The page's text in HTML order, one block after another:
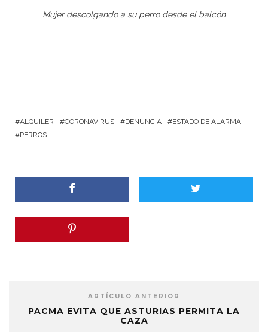
Mujer descolgando a su perro desde el balcón
ALQUILER CORONAVIRUS DENUNCIA
ESTADO DE ALARMA
PERROS
ARTÍCULO ANTERIOR
PACMA EVITA QUE ASTURIAS PERMITA LA
CAZA